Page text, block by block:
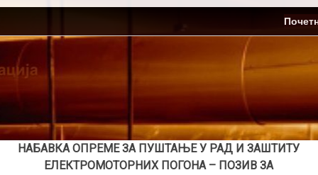
Skip
content
НАБАВКА ОПРЕМЕ ЗА ПУШТАЊЕ У РАД И ЗАШТИТУ
ЕЛЕКТРОМОТОРНИХ ПОГОНА – ПОЗИВ ЗА